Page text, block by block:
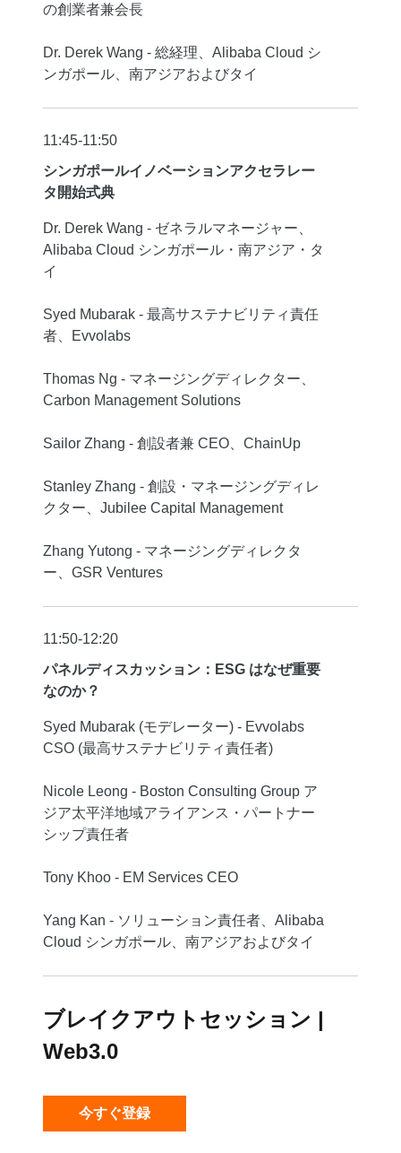
の創業者兼会長
Dr. Derek Wang - 総経理、Alibaba Cloud シ
ンガポール、南アジアおよびタイ
11:45-11:50
シンガポールイノベーションアクセラレー
タ開始式典
Dr. Derek Wang - ゼネラルマネージャー、
Alibaba Cloud シンガポール・南アジア・タ
イ
Syed Mubarak - 最高サステナビリティ責任
者、Evvolabs
Thomas Ng - マネージングディレクター、
Carbon Management Solutions
Sailor Zhang - 創設者兼 CEO、ChainUp
Stanley Zhang - 創設・マネージングディレ
クター、Jubilee Capital Management
Zhang Yutong - マネージングディレクタ
ー、GSR Ventures
11:50-12:20
パネルディスカッション：ESG はなぜ重要
なのか？
Syed Mubarak (モデレーター) - Evvolabs
CSO (最高サステナビリティ責任者)
Nicole Leong - Boston Consulting Group ア
ジア太平洋地域アライアンス・パートナー
シップ責任者
Tony Khoo - EM Services CEO
Yang Kan - ソリューション責任者、Alibaba
Cloud シンガポール、南アジアおよびタイ
ブレイクアウトセッション |
Web3.0
今すぐ登録